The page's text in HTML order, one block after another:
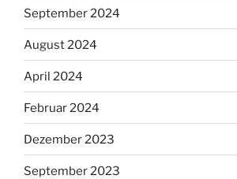
September 2024
August 2024
April 2024
Februar 2024
Dezember 2023
September 2023